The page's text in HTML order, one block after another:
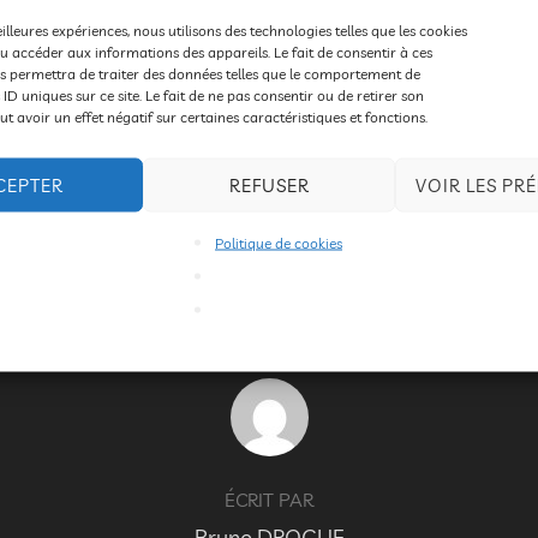
expériences, nous utilisons des technologies telles que les cookies
accéder aux informations des appareils. Le fait de consentir à ces
permettra de traiter des données telles que le comportement de
uniques sur ce site. Le fait de ne pas consentir ou de retirer son
avoir un effet négatif sur certaines caractéristiques et fonctions.
REFUSER VOIR LES
Politique de cookies
sur le thème de la différence : “Tel que je suis”.
ÉTIQUETTES
soirée, spectacle
AUTEUR DE LA PUBLICATION
ÉCRIT PAR